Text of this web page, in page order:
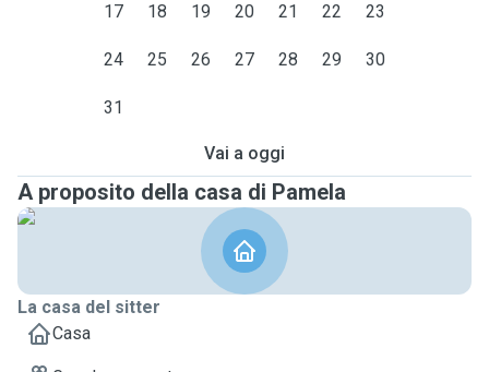
17 18 19 20 21 22 23
24 25 26 27 28 29 30
31
Vai a oggi
A proposito della casa di Pamela
La casa del sitter
Casa